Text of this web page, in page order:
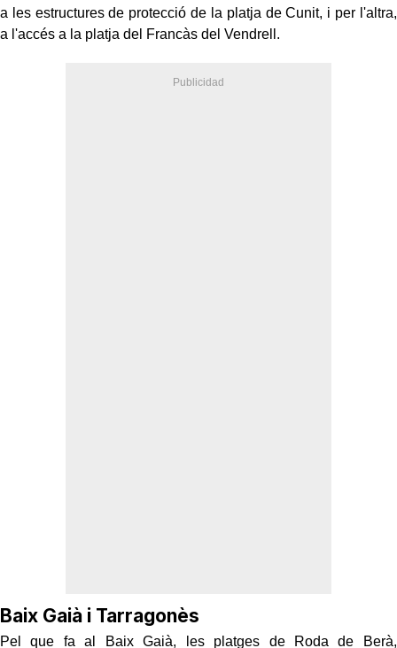
a les estructures de protecció de la platja de Cunit, i per l'altra,
a l'accés a la platja del Francàs del Vendrell.
Baix Gaià i Tarragonès
Pel que fa al Baix Gaià, les platges de Roda de Berà,